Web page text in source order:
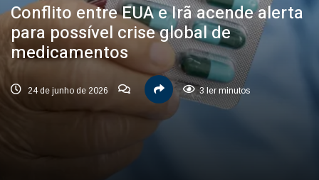
Conflito entre EUA e Irã acende alerta
para possível crise global de
medicamentos
24 de junho de 2026 3 ler minutos